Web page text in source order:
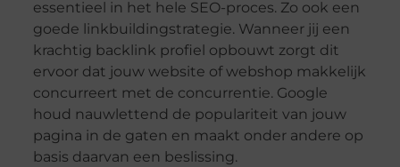
essentieel in het hele SEO-proces. Zo ook een
goede linkbuildingstrategie. Wanneer jij een
krachtig backlink profiel opbouwt zorgt dit
ervoor dat jouw website of webshop makkelijk
concurreert met de concurrentie. Google
houd nauwlettend de populariteit van jouw
pagina in de gaten en maakt onder andere op
basis daarvan een beslissing.